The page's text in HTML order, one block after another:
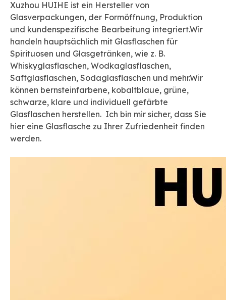
Xuzhou HUIHE ist ein Hersteller von
Glasverpackungen, der Formöffnung, Produktion
und kundenspezifische Bearbeitung integriert.Wir
handeln hauptsächlich mit Glasflaschen für
Spirituosen und Glasgetränken, wie z. B.
Whiskyglasflaschen, Wodkaglasflaschen,
Saftglasflaschen, Sodaglasflaschen und mehr.Wir
können bernsteinfarbene, kobaltblaue, grüne,
schwarze, klare und individuell gefärbte
Glasflaschen herstellen. Ich bin mir sicher, dass Sie
hier eine Glasflasche zu Ihrer Zufriedenheit finden
werden.